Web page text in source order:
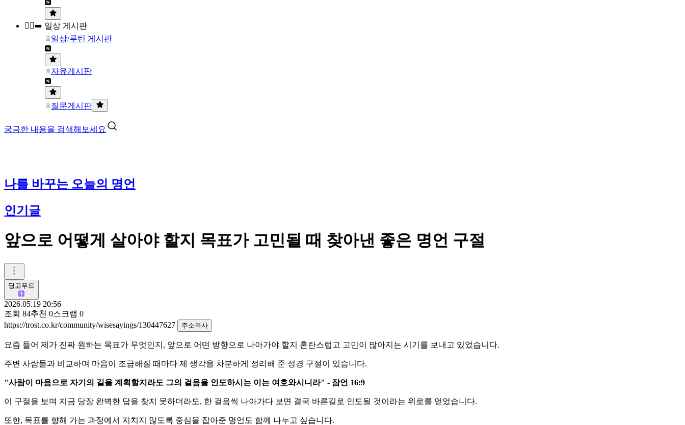
🏃‍♀️‍➡️ 일상 게시판
일상/루틴 게시판
자유게시판
질문게시판
궁금한 내용을 검색해보세요
나를 바꾸는 오늘의 명언
인기글
앞으로 어떻게 살아야 할지 목표가 고민될 때 찾아낸 좋은 명언 구절
딩고푸드
2026.05.19 20:56
조회 84추천 0스크랩 0
https://trost.co.kr/community/wisesayings/130447627
주소복사
요즘 들어 제가 진짜 원하는 목표가 무엇인지, 앞으로 어떤 방향으로 나아가야 할지 혼란스럽고 고민이 많아지는 시기를 보내고 있었습니다.
​주변 사람들과 비교하며 마음이 조급해질 때마다 제 생각을 차분하게 정리해 준 성경 구절이 있습니다.
"사람이 마음으로 자기의 길을 계획할지라도 그의 걸음을 인도하시는 이는 여호와시니라" - 잠언 16:9
이 구절을 보며 지금 당장 완벽한 답을 찾지 못하더라도, 한 걸음씩 나아가다 보면 결국 바른길로 인도될 것이라는 위로를 얻었습니다.
​또한, 목표를 향해 가는 과정에서 지치지 않도록 중심을 잡아준 명언도 함께 나누고 싶습니다.